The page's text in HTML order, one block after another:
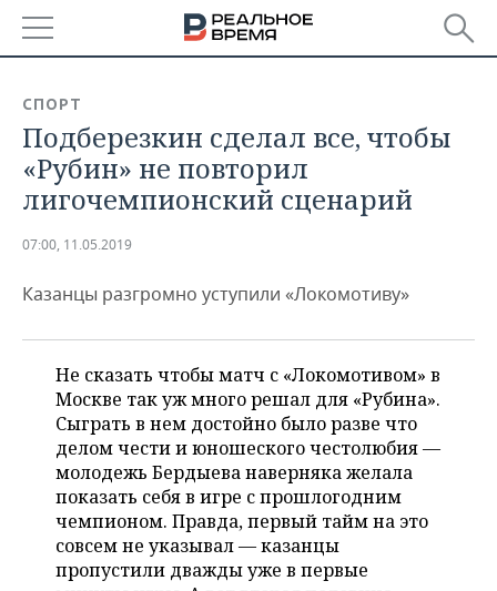
БАШКОРТОСТАН
ТАТАРСТАН
НОВОСТИ
АНАЛИТИКА
ДЕКЛАРАЦИИ О ДОХОДАХ
КОРОЛИ ГОСЗАКАЗА ПФО
ВУЗЫ ТАТАРСТАНА
КОМУ ПРИНАДЛЕЖАТ
ТОРГОВЫЕ ЦЕНТРЫ
ТАТАРСТАНА
НОВОСТИ ЭКОНОМИКИ
ФИНАНСЫ
БАНКИ
БЮДЖЕТ
ИНВЕСТИЦИИ
ПРОМЫШЛЕННОСТЬ
НОВОСТИ
АГРОПРОМ
МАШИНОСТРОЕНИЕ
НЕФТЕХИМИЯ
НЕФТЬ
НЕДВИЖИМОСТЬ
НОВОСТИ НЕДВИЖИМОСТИ
АВТО
НОВОСТИ АВТО
БИЗНЕС
НОВОСТИ БИЗНЕСА
РОЗНИЧНАЯ ТОРГОВЛЯ
ТЕХНОЛОГИИ
НОВОСТИ ТЕХНОЛОГИЙ
МЕРОПРИЯТИЯ
СПОРТ
Подберезкин сделал все, чтобы
«Рубин» не повторил
лигочемпионский сценарий
07:00, 11.05.2019
Казанцы разгромно уступили «Локомотиву»
Не сказать чтобы матч с «Локомотивом» в
Москве так уж много решал для «Рубина».
Сыграть в нем достойно было разве что
делом чести и юношеского честолюбия —
молодежь Бердыева наверняка желала
показать себя в игре с прошлогодним
чемпионом. Правда, первый тайм на это
совсем не указывал — казанцы
пропустили дважды уже в первые